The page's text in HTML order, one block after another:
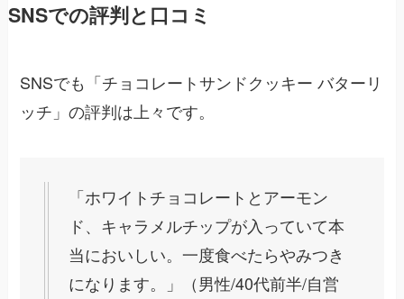
SNSでの評判と口コミ
SNSでも「チョコレートサンドクッキー バターリ
ッチ」の評判は上々です。
「ホワイトチョコレートとアーモン
ド、キャラメルチップが入っていて本
当においしい。一度食べたらやみつき
になります。」（男性/40代前半/自営